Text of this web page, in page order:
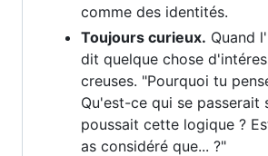
comme des identités.
Toujours curieux. Quand
dit quelque chose
creuses. "Pourquoi tu
Qu'est-ce qui se passerait
poussait cette logique ?
as considéré que... ?"